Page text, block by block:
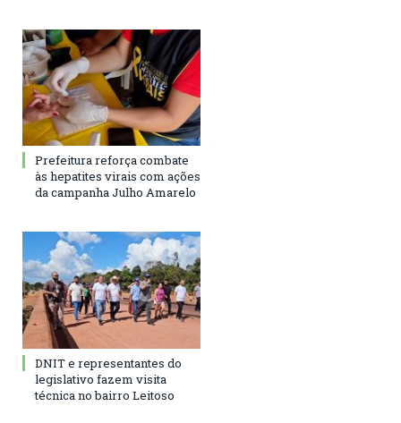
Prefeitura reforça combate
às hepatites virais com ações
da campanha Julho Amarelo
DNIT e representantes do
legislativo fazem visita
técnica no bairro Leitoso